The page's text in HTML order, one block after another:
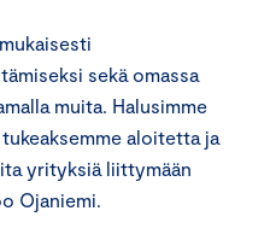
sekä omassa
muita. Halusimme
aloitetta ja
yrityksiä liittymään
Ojaniemi.